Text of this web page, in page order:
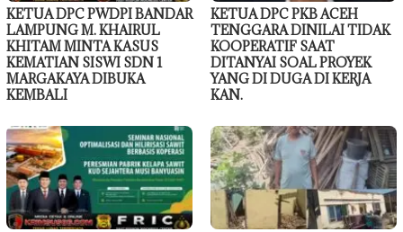
KETUA DPC PWDPI BANDAR
LAMPUNG M. KHAIRUL
KHITAM MINTA KASUS
KEMATIAN SISWI SDN 1
MARGAKAYA DIBUKA
KEMBALI
KETUA DPC PKB ACEH
TENGGARA DINILAI TIDAK
KOOPERATIF SAAT
DITANYAI SOAL PROYEK
YANG DI DUGA DI KERJA
KAN.